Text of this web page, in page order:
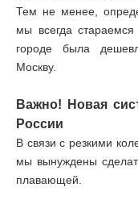
Тем не менее,
мы всегда
городе была
Москву.
Важно! Новая
России
В связи с резкими
мы вынуждены
плавающей.